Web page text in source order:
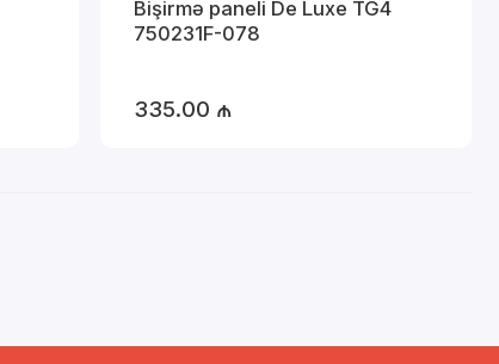
Bişirmə paneli De Luxe TG4
750231F-078
335.00 ₼